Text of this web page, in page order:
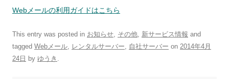
Webメールの利用ガイドはこちら
This entry was posted in お知らせ, その他, 新サービス情報 and
tagged Webメール, レンタルサーバー, 自社サーバー on 2014年4月
24日 by ゆうき .